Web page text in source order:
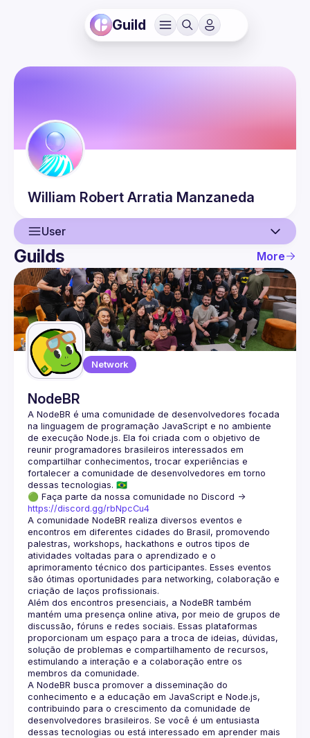
Guild
William Robert Arratia Manzaneda
User
User
Events
Guilds
Guilds More
Network
NodeBR
A NodeBR é uma comunidade de desenvolvedores focada
na linguagem de programação JavaScript e no ambiente
de execução Node.js. Ela foi criada com o objetivo de
reunir programadores brasileiros interessados em
compartilhar conhecimentos, trocar experiências e
fortalecer a comunidade de desenvolvedores em torno
🟢 Faça parte da nossa comunidade no Discord ->
https://discord.gg/rbNpcCu4
A comunidade NodeBR realiza diversos eventos e
encontros em diferentes cidades do Brasil, promovendo
palestras, workshops, hackathons e outros tipos de
atividades voltadas para o aprendizado e o
aprimoramento técnico dos participantes. Esses eventos
são ótimas oportunidades para networking, colaboração e
Além dos encontros presenciais, a NodeBR também
mantém uma presença online ativa, por meio de grupos de
discussão, fóruns e redes sociais. Essas plataformas
proporcionam um espaço para a troca de ideias, dúvidas,
solução de problemas e compartilhamento de recursos,
estimulando a interação e a colaboração entre os
A NodeBR busca promover a disseminação do
conhecimento e a educação em JavaScript e Node.js,
contribuindo para o crescimento da comunidade de
desenvolvedores brasileiros. Se você é um entusiasta
dessas tecnologias ou está interessado em aprender mais